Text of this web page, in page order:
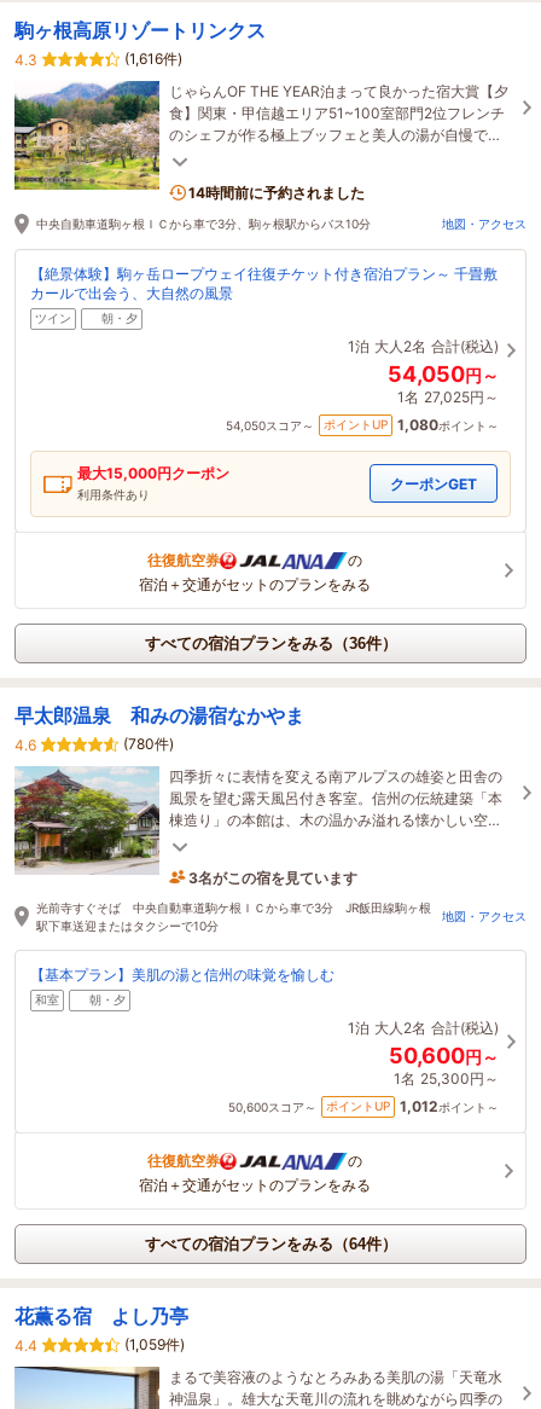
駒ヶ根高原リゾートリンクス
4.3
(1,616件)
じゃらんOF THE YEAR泊まって良かった宿大賞【夕
食】関東・甲信越エリア51~100室部門2位フレンチ
のシェフが作る極上ブッフェと美人の湯が自慢で
す。「千畳敷カール」へはホテル前のバス停から直
14時間前に予約されました
中央自動車道駒ヶ根ＩＣから車で3分、駒ヶ根駅からバス10分 地図・アクセス
【絶景体験】駒ヶ岳ロープウェイ往復チケット付き宿泊プラン～ 千畳敷
カールで出会う、大自然の風景
ツイン 朝・夕
1泊 大人2名 合計(税込)
54,050円～
1名 27,025円～
54,050スコア～ ポイントUP 1,080ポイント～
最大15,000円クーポン
利用条件あり
クーポンGET
往復航空券
の
宿泊＋交通がセットのプランをみる
すべての宿泊プランをみる（36件）
早太郎温泉 和みの湯宿なかやま
4.6
(780件)
四季折々に表情を変える南アルプスの雄姿と田舎の
風景を望む露天風呂付き客室。信州の伝統建築「本
棟造り」の本館は、木の温かみ溢れる懐かしい空
間。和みの湯宿そのままに笑顔とおもてなしでお迎
26分前に予約されました
光前寺すぐそば 中央自動車道駒ケ根ＩＣから車で3分 JR飯田線駒ヶ根
駅下車送迎またはタクシーで10分
地図・アクセス
【基本プラン】美肌の湯と信州の味覚を愉しむ
和室 朝・夕
1泊 大人2名 合計(税込)
50,600円～
1名 25,300円～
50,600スコア～ ポイントUP 1,012ポイント～
往復航空券
の
宿泊＋交通がセットのプランをみる
すべての宿泊プランをみる（64件）
花薫る宿 よし乃亭
4.4
(1,059件)
まるで美容液のようなとろみある美肌の湯「天竜水
神温泉」。雄大な天竜川の流れを眺めながら四季の